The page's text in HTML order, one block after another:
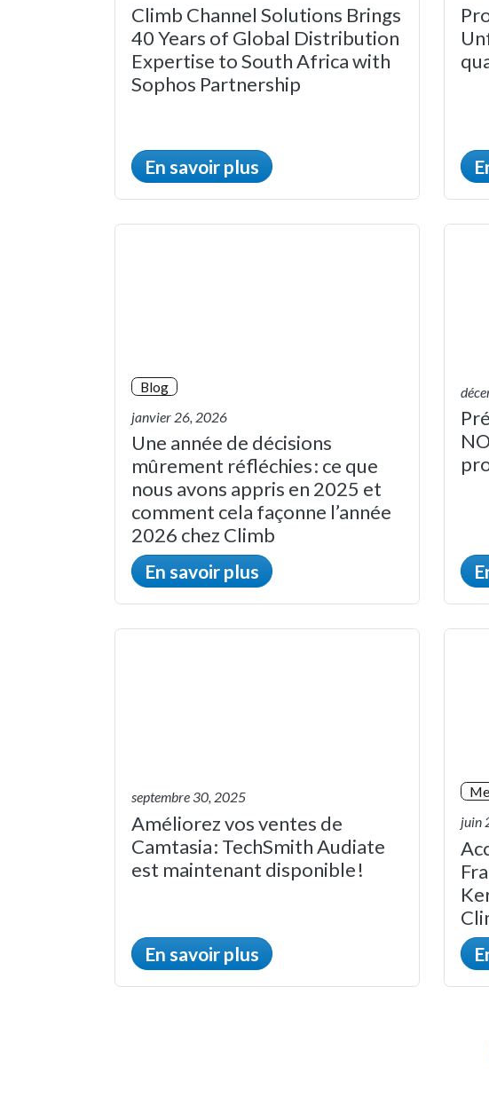
Climb Channel Solutions Brings
40 Years of Global Distribution
Expertise to South Africa with
Sophos Partnership
En savoir plus
Blog
janvier 26, 2026
Une année de décisions
mûrement réfléchies : ce que
nous avons appris en 2025 et
comment cela façonne l’année
2026 chez Climb
En savoir plus
septembre 30, 2025
Améliorez vos ventes de
Camtasia : TechSmith Audiate
est maintenant disponible !
En savoir plus
juin